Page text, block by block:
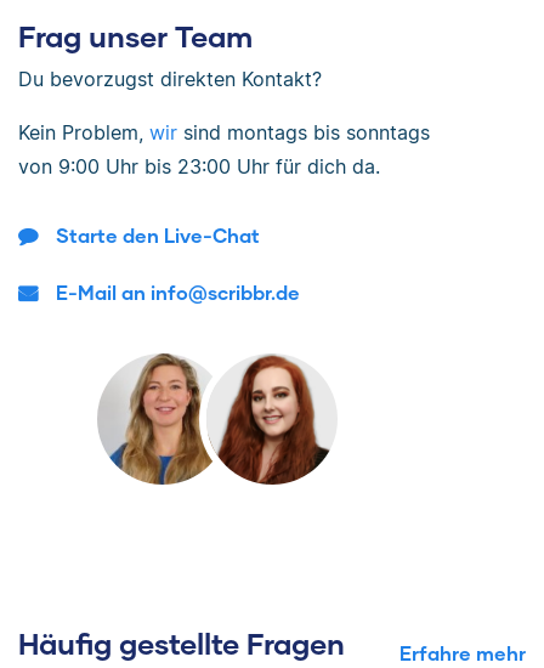
Frag unser Team
Du bevorzugst direkten Kontakt?
Kein Problem, wir sind montags bis sonntags
von 9:00 Uhr bis 23:00 Uhr für dich da.
Starte den Live-Chat
E-Mail an info@scribbr.de
Häufig gestellte Fragen Erfahre mehr